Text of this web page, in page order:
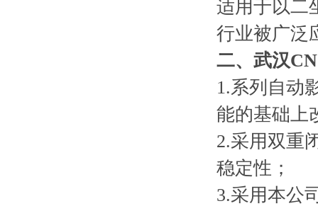
适用于以二
行业被广泛
二、 武汉
1.系列自动
能的基础上
2.采用双重
稳定性；
3.采用本公